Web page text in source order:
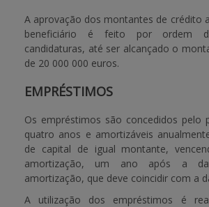
A aprovação dos montantes de crédito
beneficiário é feito por ordem
candidaturas, até ser alcançado o
de 20 000 000 euros.
EMPRÉSTIMOS
Os empréstimos são concedidos pelo
quatro anos e amortizáveis
de capital de igual montante,
amortização, um ano após a
amortização, que deve coincidir com a
A utilização dos empréstimos é